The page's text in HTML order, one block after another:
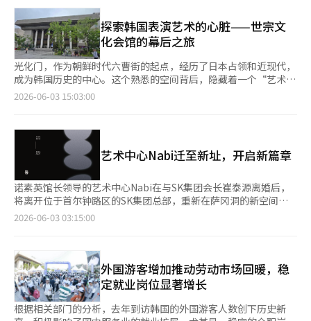
群体的感知和语言，构建了独特的艺术世界。”同时强调：“她在
驻留期间计划追踪巴黎郊区女性农民的生平和劳动，围绕气候危机
这一主题进行深入研究，这一计划非常具体且具有挑战性。”并指
出：“她希望通过当地交流，将光州的声音在国际网络中发声，这
一艺术抱负在此次征集活动中得到了高度评价。” 入选的艺术家
将于10月2日至12月28日，在位于法国巴黎的市立艺术家驻留项目
中进行为期约三个月的创作活动。巴黎市立艺术家驻留项目自
1940年代以来，拥有325个工作室，每年有超过1000名艺术家在
目是支持光州地区艺术家创作和国际交流的重要举措。”并希
望“2026巴黎市立艺术家驻留项目的入选将拓宽艺术家的创作视
野，并为将光州现代艺术推向世界提供良好契机。”※ 本报道经
人工智能（AI）系统翻译与编辑。
集团董事长多年来所展现的保军哲学。 企业的社会贡献往往以一
次性活动结束。捐款、赞助特定活动、分发宣传资料等，都是常见
的做法，虽然这些也有其意义。然而，能够称之为哲学的，往往是
重复和持续性。一天的善行可能成为活动，但数十年的实践则成为
哲学。李重根的保军活动不能仅仅用兵役名门家折扣这一单一案例
来解释，而应理解为国家功臣支持、退伍军人尊重、军人资助、保
军团体支持、历史教育等多种长期活动的延续。 保军不仅是对过
去的纪念，更是对未来的守护。 在我们的社会中，保军常常从福
的生活。这当然是重要的角色，但保军的本质并不止于此。 保军
是共同体选择记住和尊重什么的过程。一个不尊重为国家牺牲者的
社会，最终会削弱支撑共同体的责任和奉献的价值。相反，尊重牺
牲和奉献的社会，在危机时刻会产生更强的团结和责任感。 世界
主要发达国家之所以尊重退伍军人和现役军人，正是基于此。强大
的军队来源于武器和预算，但强大的安全感则来自文化和价值观。
因此，保军被视为为未来做准备的投资，而不仅仅是纪念过去的事
业。 在这一点上，对兵役名门家的支持不仅仅是简单的折扣优
义。当然，这并不意味着这一点就能增强国家安全或提升K-防务的
竞争力，但毫无疑问，它有助于营造尊重为国家奉献者的社会氛
围。 企业也应承担共同体的责任。 如今，企业不仅仅是创造利润
的组织。企业是具有社会影响力的共同体成员，创造就业、缴纳税
款并改变地方社区。因此，企业不仅要承担法律责任，还要承担社
会责任。 在保军领域，企业很难期待宣传效果。与环境、文化艺
探索韩国表演艺术的心脏——世宗文
化会馆的幕后之旅
光化门，作为朝鲜时代六曹街的起点，经历了日本占领和近现代，
成为韩国历史的中心。这个熟悉的空间背后，隐藏着一个“艺术的
心脏”，那就是世宗文化会馆。 在上个月28日，我参加了一
迹，令人感慨。 在前主播柳静雅的平静解说下，打开那扇紧闭的
门，舞台的另一面在华丽的灯光和掌声的掩盖下显露无遗。这是一
个普通观众绝对无法进入的秘密空间。适应了陌生的环境后，奇妙
的颤动和感动随之而来。 通过首尔旅游基金会与世宗文化会馆合
作的这个项目，观众得以同时了解表演艺术的诞生现场和历史的痕
迹。这不仅仅是走马观花的旅游，而是一场深入城市内心的真正旅
行。 ◆ 从废墟中崛起的‘首尔的客厅’，1978年的伟大 如今的世
宗文化会馆原址是1961年完工的韩国代表性表演场所“首尔市民
表演场所的首尔不得不在次年于梨花女子大学大礼堂举办维也纳爱
乐乐团的演出。当时指挥克劳迪奥·阿巴多对设施表示强烈不满，
宣称再也不会来访，因此建设综合性表演场所成为时代的任务。
因此，世宗文化会馆于1974年动工，1978年4月正式开馆。建造时
考虑到分裂局势，特意建成3800多个座位的庞大规模，2004年经
过改造后，现有3022个座位。1984年，世界级指挥家赫伯特·冯
2026-06-03 15:03:00
艺术中心Nabi迁至新址，开启新篇章
诺素英馆长领导的艺术中心Nabi在与SK集团会长崔泰源离婚后，
将离开位于首尔钟路区的SK集团总部，重新在萨冈洞的新空间开
馆。 艺术中心Nabi于2日宣布，将于11日起以韩振秀的个人展《停
诺素英在新闻稿中表示：“在萨冈洞的新空间重新开馆的这一时
刻，是26年时间的总结，也是尚未完全显现的下一章节在内心生长
的时刻。”她指出，韩振秀的作品探索了在机械与自然之间缓慢发
酵的时间，而这种“孕育的生命性”正是与重新开馆的时刻最为契
合的语言。 《停顿：孕育的暂停》反映了一个即刻生成、结果优
2026-06-03 03:15:00
外国游客增加推动劳动市场回暖，稳
定就业岗位显著增长
根据相关部门的分析，去年到访韩国的外国游客人数创下历史新